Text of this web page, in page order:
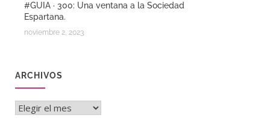
#GUIA · 300: Una ventana a la Sociedad
Espartana.
noviembre 2, 2023
ARCHIVOS
Archivos